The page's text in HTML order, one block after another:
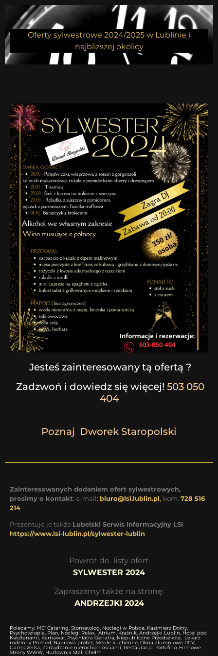
Oferty sylwestrowe 2024/2025 w Lublinie i
najbliższej okolicy
Jesteś zainteresowany tą ofertą ?
Zadzwoń i dowiedz się więcej! 503 050
404
Poznaj Dworek Staropolski
Zainteresowanych dodaniem ofert sylwestrowych,
prosimy o kontakt: e-mail: biuro@lsi.lublin.pl, kom. 728 516
214
Prezentuje je także Lubelski Serwis Informacyjny LSI
https://www.lsi-lublin.pl/sylwester-lublin
Powrót do listy ofert
SYLWESTER 2024
Zapraszamy także na stronę:
ANDRZEJKI 2024
Polecamy: MC’ Catering, Stomatolog, Noclegi w Polsce, Kazimierz Dolny,
Psychoterapia, Plan, Noclegi Relax,Atrium,Kraśnik, Andrzejki Lublin, Hotel pod
Kasztanami, Karnawał, Psychiatra Geriatra,Niepubliczne Przedszkole, Lekarz
rodzinny Primed, Naprawa protez, Meble kuchenne, Okna alumniowe PCV,
Garmażerka, Zarządzanie nieruchomościami, Restauracja Portofino, Firmowe
Strony WWW, Hurtownia Stali Chełm